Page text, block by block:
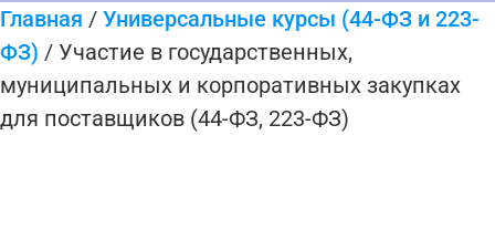
Главная / Универсальные курсы (44-ФЗ и 223-
ФЗ) / Участие в государственных,
муниципальных и корпоративных закупках
для поставщиков (44-ФЗ, 223-ФЗ)